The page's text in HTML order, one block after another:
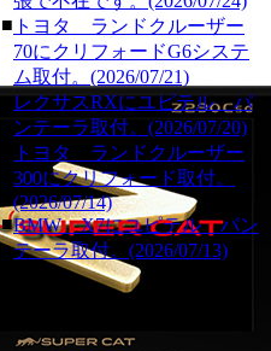
■ トヨタ ランドクルーザー
70にクリフォードG6システ
ム取付。(2026/07/21)
レクサスRXにユピテル パ
ンテーラ取付。(2026/07/20)
トヨタ ランドクルーザー
300にクリフォード取付。
(2026/07/14)
■BMW X7にユピテル パン
テーラ取付。(2026/07/13)